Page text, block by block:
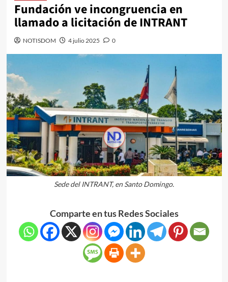
Fundación ve incongruencia en
llamado a licitación de INTRANT
NOTISDOM 4 julio 2025 0
Sede del INTRANT, en Santo Domingo.
Comparte en tus Redes Sociales